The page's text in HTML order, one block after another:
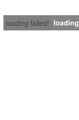
loading failed!